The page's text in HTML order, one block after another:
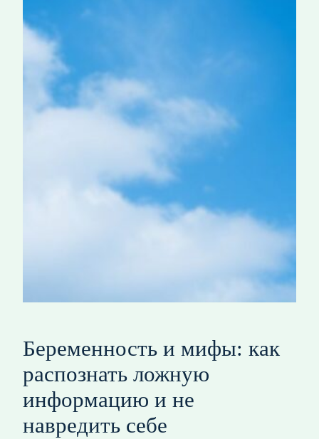
Беременность и мифы: как
распознать ложную
информацию и не
навредить себе